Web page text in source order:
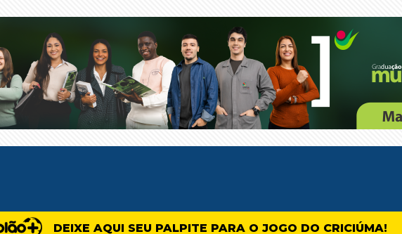
DEIXE AQUI SEU PALPITE PARA O JOGO DO CRICIÚMA!